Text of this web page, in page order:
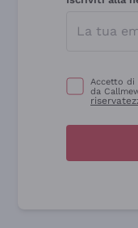
Accetto di
da